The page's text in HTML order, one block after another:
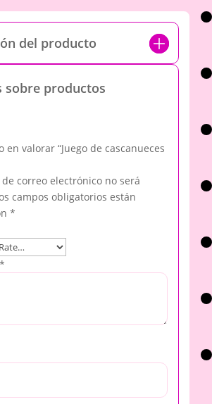
del producto
sobre productos
en valorar “Juego de cascanueces
correo electrónico no será
campos obligatorios están
*
*